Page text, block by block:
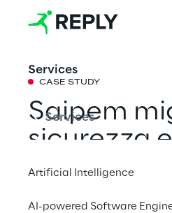
Services
Services
Artificial Intelligence
AI-powered Software
CASE STUDY
Saipem
sicurezza
efficienza
operativa